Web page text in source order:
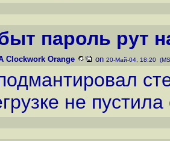
пароль рут
Clockwork Orange on 20-Май-04, 18:20
не